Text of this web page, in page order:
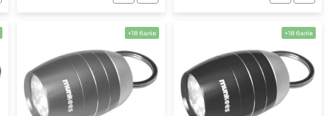
+18 балів +18 балів